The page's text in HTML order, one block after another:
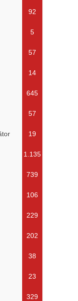
92
5
57
14
645
57
19
1.135
739
106
229
202
38
23
329